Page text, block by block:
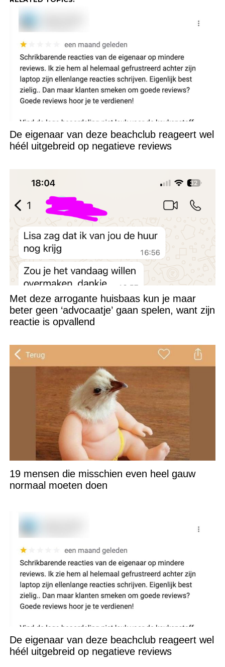
De eigenaar van deze beachclub reageert wel
héél uitgebreid op negatieve reviews
Met deze arrogante huisbaas kun je maar
beter geen ‘advocaatje’ gaan spelen, want zijn
reactie is opvallend
19 mensen die misschien even heel gauw
normaal moeten doen
De eigenaar van deze beachclub reageert wel
héél uitgebreid op negatieve reviews